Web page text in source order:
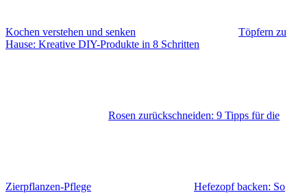
Kochen verstehen und senken
Töpfern zu
Hause: Kreative DIY-Produkte in 8 Schritten
Rosen zurückschneiden: 9 Tipps für die
Zierpflanzen-Pflege Hefezopf backen: So